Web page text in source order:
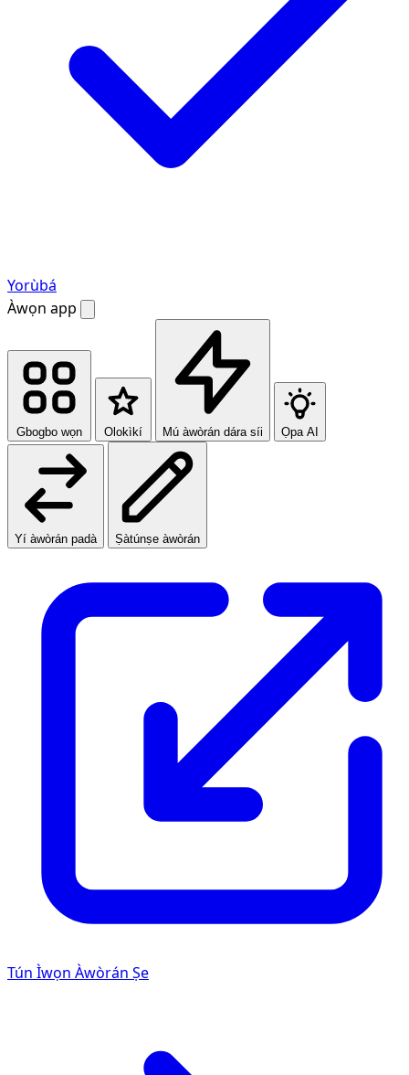
Yorùbá
Àwọn app
Gbogbo wọn Olokìkí Mú àwòrán dára síi Ọpa AI
Yí àwòrán padà Ṣàtúnṣe àwòrán
Tún Ìwọn Àwòrán Ṣe